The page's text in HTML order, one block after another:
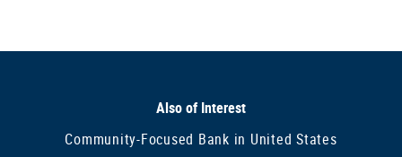
Also of Interest
Community-Focused Bank in United States